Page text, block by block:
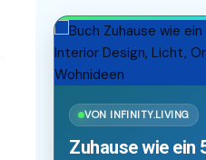
VON INFINITY.LIVING
Zuhause wie ein